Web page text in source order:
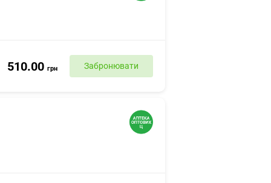
510.00 грн Забронювати